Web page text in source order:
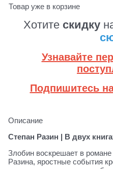
Товар уже в корзине
Хотите скидку
Узнавайте
Подпишитесь
Описание
Степан Разин | В двух
Злобин воскрешает в
Разина, яростные события